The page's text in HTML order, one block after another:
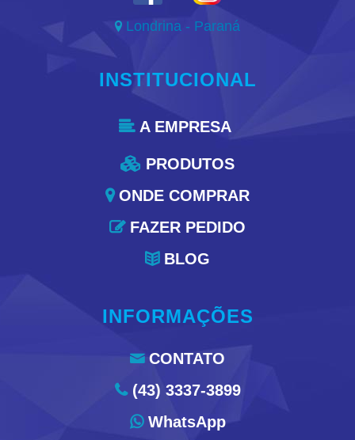
 Londrina - Paraná
INSTITUCIONAL
A EMPRESA
 PRODUTOS
ONDE COMPRAR
FAZER PEDIDO
BLOG
INFORMAÇÕES
CONTATO
(43) 3337-3899
WhatsApp